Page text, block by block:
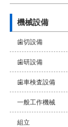
機械設備
歯切設備
歯研設備
歯車検査設備
一般工作機械
組立